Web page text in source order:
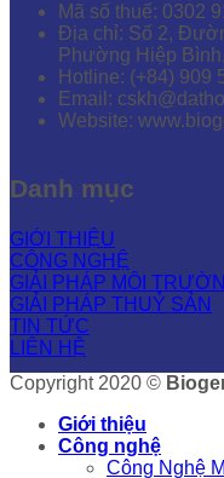
Mã số thuế: 0302
Địa chỉ: Số 2,
Phường Hiệp
Hotline: (+84) 909
Email:
Website:
Danh mục
GIỚI THIỆU
CÔNG NGHỆ
GIẢI PHÁP MÔI
GIẢI PHÁP THUỶ SẢN
TIN TỨC
LIÊN HỆ
Copyright 2020 ©
Giới thiệu
Công nghệ
Công Nghệ